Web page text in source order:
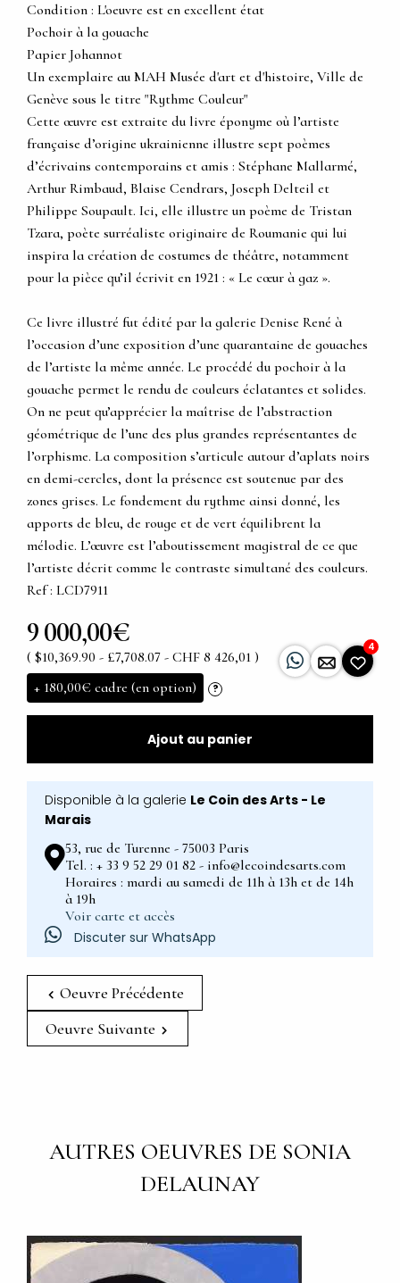
Condition : L'oeuvre est en excellent état
Pochoir à la gouache
Papier Johannot
Un exemplaire au MAH Musée d'art et d'histoire, Ville de
Genève sous le titre "Rythme Couleur"
Cette œuvre est extraite du livre éponyme où l’artiste
française d’origine ukrainienne illustre sept poèmes
d’écrivains contemporains et amis : Stéphane Mallarmé,
Arthur Rimbaud, Blaise Cendrars, Joseph Delteil et
Philippe Soupault. Ici, elle illustre un poème de Tristan
Tzara, poète surréaliste originaire de Roumanie qui lui
inspira la création de costumes de théâtre, notamment
pour la pièce qu’il écrivit en 1921 : « Le cœur à gaz ».
Ce livre illustré fut édité par la galerie Denise René à
l’occasion d’une exposition d’une quarantaine de gouaches
de l’artiste la même année. Le procédé du pochoir à la
gouache permet le rendu de couleurs éclatantes et solides.
On ne peut qu’apprécier la maîtrise de l’abstraction
géométrique de l’une des plus grandes représentantes de
l’orphisme. La composition s’articule autour d’aplats noirs
en demi-cercles, dont la présence est soutenue par des
zones grises. Le fondement du rythme ainsi donné, les
apports de bleu, de rouge et de vert équilibrent la
mélodie. L’œuvre est l’aboutissement magistral de ce que
l’artiste décrit comme le contraste simultané des couleurs.
Ref : LCD7911
9 000,00€
( $10,369.90 - £7,708.07 - CHF 8 426,01 )
+ 180,00€ cadre (en option) ?
4
Ajout au panier
Disponible à la galerie Le Coin des Arts - Le
Marais
53, rue de Turenne - 75003 Paris
Tel. : + 33 9 52 29 01 82 - info@lecoindesarts.com
Horaires : mardi au samedi de 11h à 13h et de 14h
à 19h
Voir carte et accès
Discuter sur WhatsApp
Oeuvre Précédente
Oeuvre Suivante
AUTRES OEUVRES DE SONIA
DELAUNAY